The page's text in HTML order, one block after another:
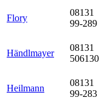
Flory
08131
99-289
Händlmayer
08131
506130
Heilmann
08131
99-283